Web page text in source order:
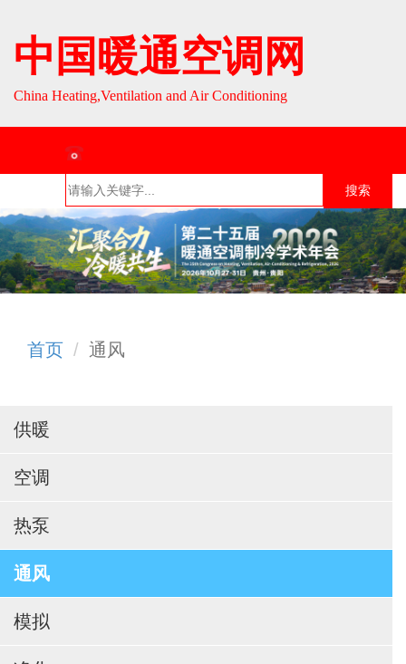
中国暖通空调网
China Heating,Ventilation and Air Conditioning
搜索
首页
组织介
绍
组织活
动
行业资
讯
English
首页 通风
供暖
空调
热泵
通风
模拟